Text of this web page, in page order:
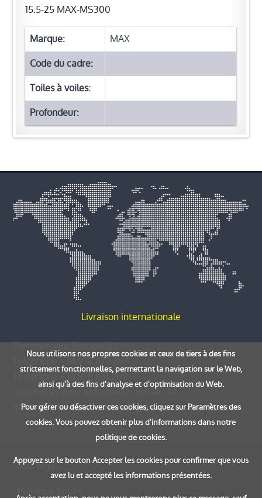
15.5-25 MAX-MS300
Marque:
MAX
Code du cadre:
Toiles à voiles:
Profondeur:
Livraison internationale
Commerciale Bolcase S.L.
Téléphone
+34 978 870 896
Téléphone
+34 978 831 209
Las Horcas zone industrielle, terrain 34
44600ALCAÑIZ(Teruel) -Espagne
Avis légal
Politique privée
Nous utilisons nos propres cookies et ceux de tiers à des fins
strictement fonctionnelles, permettant la navigation sur le Web,
ainsi qu'à des fins d'analyse et d'optimisation du Web.
Pour gérer ou désactiver ces cookies, cliquez sur Paramètres des
cookies. Vous pouvez obtenir plus d'informations dans notre
politique de cookies.
Appuyez sur le bouton Accepter les cookies pour confirmer que vous
avez lu et accepté les informations présentées.